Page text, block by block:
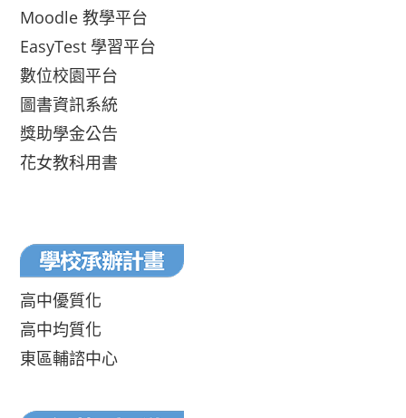
Moodle 教學平台
EasyTest 學習平台
數位校園平台
圖書資訊系統
獎助學金公告
花女教科用書
高中優質化
高中均質化
東區輔諮中心